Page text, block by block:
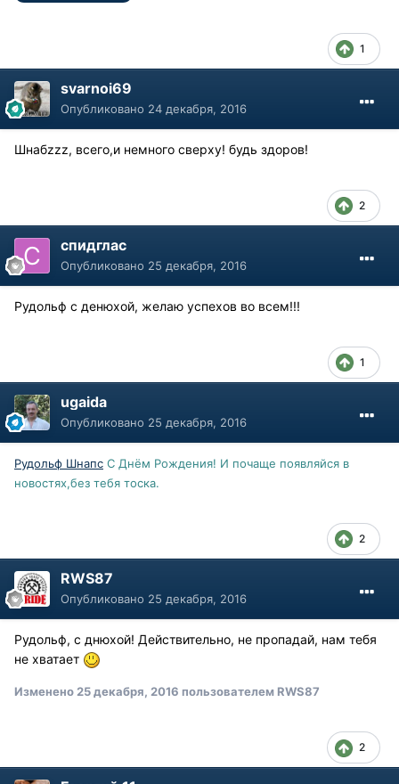
1
svarnoi69
Опубликовано 24 декабря, 2016
Шнабzzz, всего,и немного сверху! будь здоров!
2
спидглас
Опубликовано 25 декабря, 2016
Рудольф с денюхой, желаю успехов во всем!!!
1
ugaida
Опубликовано 25 декабря, 2016
Рудольф Шнапс С Днём Рождения! И почаще появляйся в
новостях,без тебя тоска.
2
RWS87
Опубликовано 25 декабря, 2016
Рудольф, с днюхой! Действительно, не пропадай, нам тебя
не хватает
Изменено 25 декабря, 2016 пользователем RWS87
2